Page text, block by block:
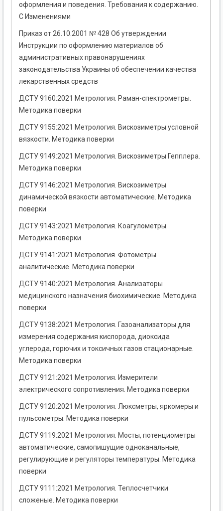
оформления и поведения. Требования к содержанию.
С Изменениями
Приказ от 26.10.2001 № 428 Об утверждении
Инструкции по оформлению материалов об
административных правонарушениях
законодательства Украины об обеспечении качества
лекарственных средств
ДСТУ 9160:2021 Метрология. Раман-спектрометры.
Методика поверки
ДСТУ 9155:2021 Метрология. Вискозиметры условной
вязкости. Методика поверки
ДСТУ 9149:2021 Метрология. Вискозиметры Гепплера.
Методика поверки
ДСТУ 9146:2021 Метрология. Вискозиметры
динамической вязкости автоматические. Методика
поверки
ДСТУ 9143:2021 Метрология. Коагулометры.
Методика поверки
ДСТУ 9141:2021 Метрология. Фотометры
аналитические. Методика поверки
ДСТУ 9140:2021 Метрология. Анализаторы
медицинского назначения биохимические. Методика
поверки
ДСТУ 9138:2021 Метрология. Газоанализаторы для
измерения содержания кислорода, диоксида
углерода, горючих и токсичных газов стационарные.
Методика поверки
ДСТУ 9121:2021 Метрология. Измерители
электрического сопротивления. Методика поверки
ДСТУ 9120:2021 Метрология. Люксметры, яркомеры и
пульсометры. Методика поверки
ДСТУ 9119:2021 Метрология. Мосты, потенциометры
автоматические, самопишущие одноканальные,
регулирующие и регуляторы температуры. Методика
поверки
ДСТУ 9111:2021 Метрология. Теплосчетчики
сложеные. Методика поверки